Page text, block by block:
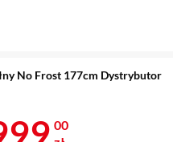
No Frost 177cm Dystrybutor
2 999 zł
00